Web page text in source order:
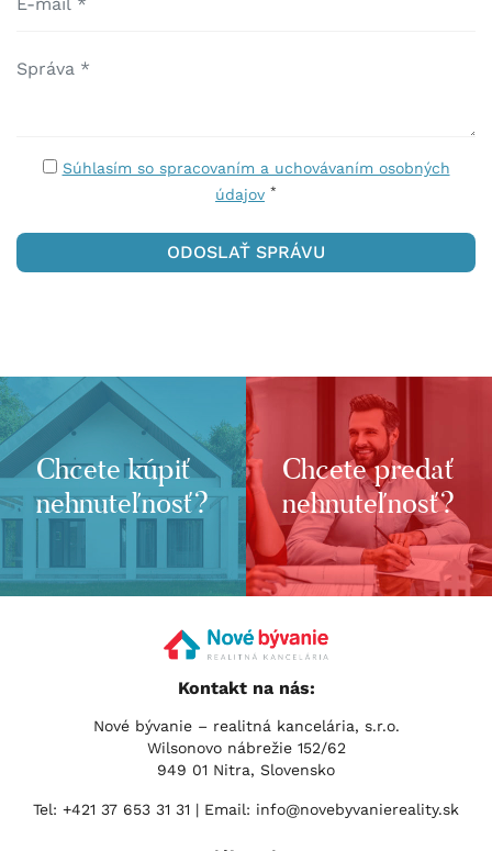
Súhlasím so spracovaním a uchovávaním osobných
údajov *
Chcete kúpiť
nehnuteľnosť?
Chcete predať
nehnuteľnosť?
Kontakt na nás:
Nové bývanie – realitná kancelária, s.r.o.
Wilsonovo nábrežie 152/62
949 01 Nitra, Slovensko
Tel: +421 37 653 31 31 | Email: info@novebyvaniereality.sk